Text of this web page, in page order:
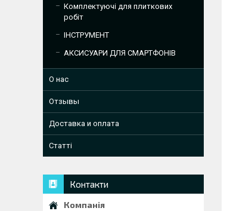
Комплектуючі для плиткових
робіт
ІНСТРУМЕНТ
АКСИСУАРИ ДЛЯ СМАРТФОНІВ
О нас
Отзывы
Доставка и оплата
Статті
Контакти